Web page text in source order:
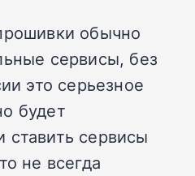
обычно
сервисы, без
это серьезное
будет
ставить сервисы
не всегда